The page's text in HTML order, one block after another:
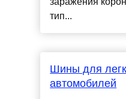
тип...
Шины для
автомобилей